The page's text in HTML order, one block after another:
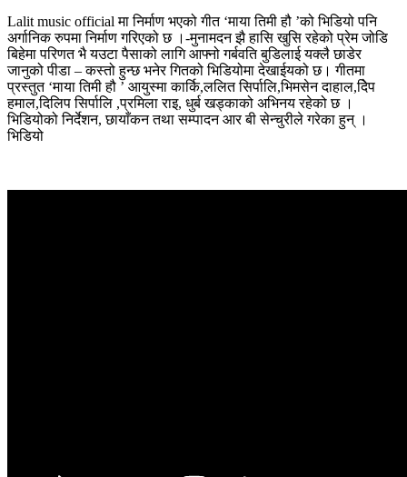
Lalit music official मा निर्माण भएको गीत ‘माया तिमी हौ ’को भिडियो पनि
अर्गानिक रुपमा निर्माण गरिएको छ ।-मुनामदन झै हासि खुसि रहेको प्रेम जोडि
बिहेमा परिणत भै यउटा पैसाको लागि आफ्नो गर्बवति बुडिलाई यक्लै छाडेर
जानुको पीडा – कस्तो हुन्छ भनेर गितको भिडियोमा देखाईयको छ। गीतमा
प्रस्तुत ‘माया तिमी हौ ’ आयुस्मा कार्कि,ललित सिर्पालि,भिमसेन दाहाल,देिप
हमाल,दिलिप सिर्पालि ,प्रमिला राइ, धुर्ब खड्काको अभिनय रहेको छ ।
भिडियोको निर्देशन, छायाँकन तथा सम्पादन आर बी सेन्चुरीले गरेका हुन् ।
भिडियो